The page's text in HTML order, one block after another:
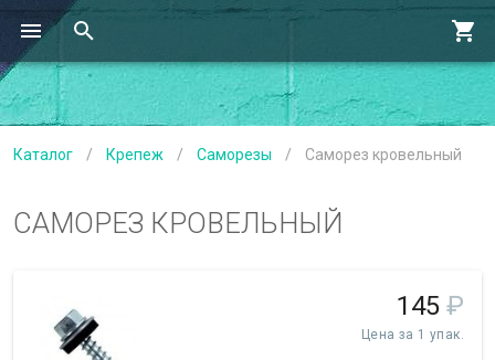
Каталог / Крепеж / Саморезы / Саморез кровельный
САМОРЕЗ КРОВЕЛЬНЫЙ
145 ₽
Цена за 1 упак.